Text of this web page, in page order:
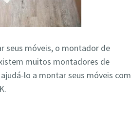
seus móveis, o montador de
muitos montadores de
lo a montar seus móveis com